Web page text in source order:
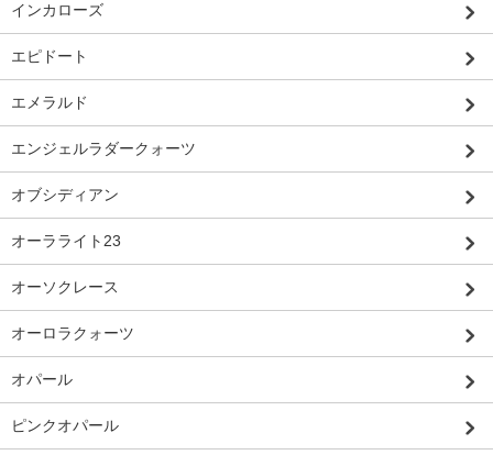
インカローズ
エピドート
エメラルド
エンジェルラダークォーツ
オブシディアン
オーラライト23
オーソクレース
オーロラクォーツ
オパール
ピンクオパール